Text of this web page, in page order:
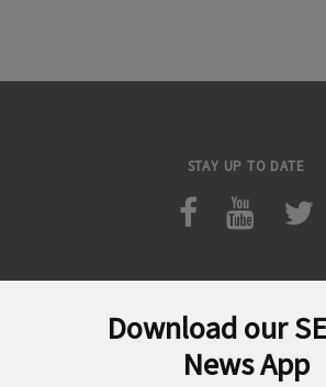
STAY UP TO DATE
Download our
News App